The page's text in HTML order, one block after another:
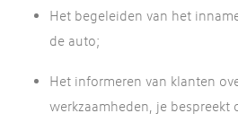
Het begeleiden van het
de auto;
Het informeren van klanten
werkzaamheden, je bespreekt